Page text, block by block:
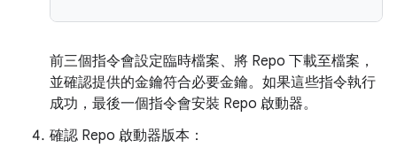
前三個指令會設定臨時檔案、將 Repo 下載至檔案，
並確認提供的金鑰符合必要金鑰。如果這些指令執行
成功，最後一個指令會安裝 Repo 啟動器。
確認 Repo 啟動器版本：